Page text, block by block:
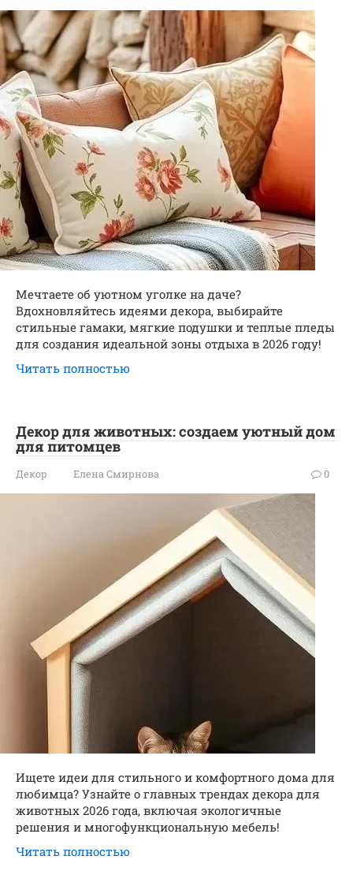
Мечтаете об уютном уголке на даче?
Вдохновляйтесь идеями декора, выбирайте
стильные гамаки, мягкие подушки и теплые пледы
для создания идеальной зоны отдыха в 2026 году!
Читать полностью
Декор для животных: создаем уютный дом
для питомцев
Декор Елена Смирнова 0
Ищете идеи для стильного и комфортного дома для
любимца? Узнайте о главных трендах декора для
животных 2026 года, включая экологичные
решения и многофункциональную мебель!
Читать полностью